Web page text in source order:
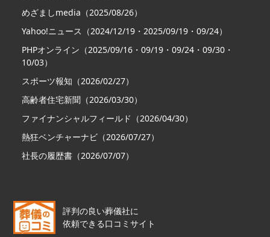
めざましmedia（2025/08/26）
Yahoo!ニュース（2024/12/19・2025/09/19・09/24）
PHPオンライン（2025/09/16・09/19・09/24・09/30・
10/03）
スポーツ報知（2026/02/27）
高齢者住宅新聞（2026/03/30）
ファイナンシャルフィールド（2026/04/30）
熱狂ベンチャーナビ（2026/07/27）
社長の履歴書（2026/07/07）
評判の良い葬儀社に
依頼できる口コミサイト